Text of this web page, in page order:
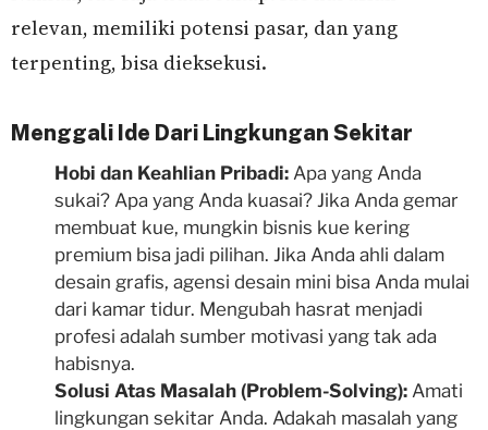
relevan, memiliki potensi pasar, dan yang
terpenting, bisa dieksekusi.
Menggali Ide Dari Lingkungan Sekitar
Hobi dan Keahlian Pribadi: Apa yang Anda
sukai? Apa yang Anda kuasai? Jika Anda gemar
membuat kue, mungkin bisnis kue kering
premium bisa jadi pilihan. Jika Anda ahli dalam
desain grafis, agensi desain mini bisa Anda mulai
dari kamar tidur. Mengubah hasrat menjadi
profesi adalah sumber motivasi yang tak ada
habisnya.
Solusi Atas Masalah (Problem-Solving): Amati
lingkungan sekitar Anda. Adakah masalah yang